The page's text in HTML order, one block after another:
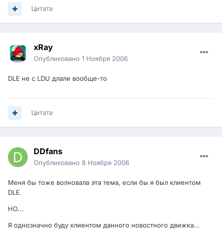
Цитата
xRay
Опубликовано 1 Ноября 2006
DLE не с LDU длали вообще-то
Цитата
DDfans
Опубликовано 8 Ноября 2006
Меня бы тоже волновала эта тема, если бы я был клиентом
DLE.
НО...
Я однозначно буду клиентом данного новостного движка...